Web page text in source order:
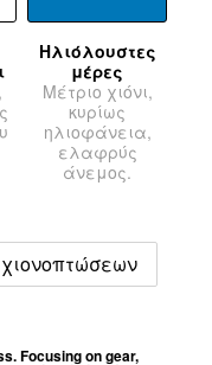
Ηλιόλουστες
μέρες
Μέτριο χιόνι,
κυρίως
ηλιοφάνεια,
ελαφρύς
άνεμος.
χιονοπτώσεων